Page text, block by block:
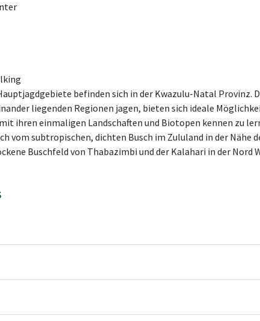
befinden sich in der Kwazulu-Natal Provinz.
liegenden Regionen jagen, bieten sich ideale
ihren einmaligen Landschaften und Biotopen kennen zu
vom subtropischen, dichten Busch im Zululand in der Nähe
Buschfeld von Thabazimbi und der Kalahari in der Nord